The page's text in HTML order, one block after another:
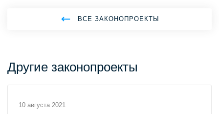
ВСЕ ЗАКОНОПРОЕКТЫ
Другие законопроекты
10 августа 2021